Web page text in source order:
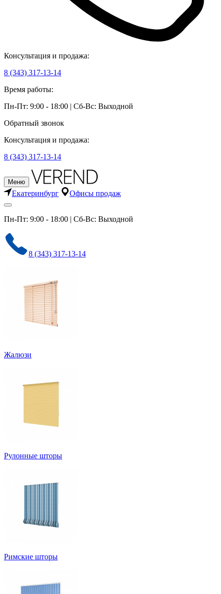
Консультация и продажа:
8 (343) 317-13-14
Время работы:
Пн-Пт: 9:00 - 18:00 | Сб-Вс: Выходной
Обратный звонок
Консультация и продажа:
8 (343) 317-13-14
Меню
Екатеринбург Офисы продаж
Пн-Пт: 9:00 - 18:00 | Сб-Вс: Выходной
8 (343) 317-13-14
Жалюзи
Рулонные шторы
Римские шторы